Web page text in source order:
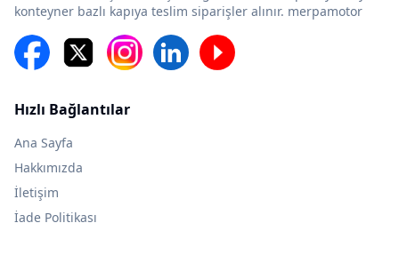
konteyner bazlı kapıya teslim siparişler alınır. merpamotor
Hızlı Bağlantılar
Ana Sayfa
Hakkımızda
İletişim
İade Politikası